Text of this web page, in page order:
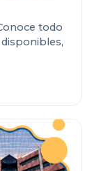
todo